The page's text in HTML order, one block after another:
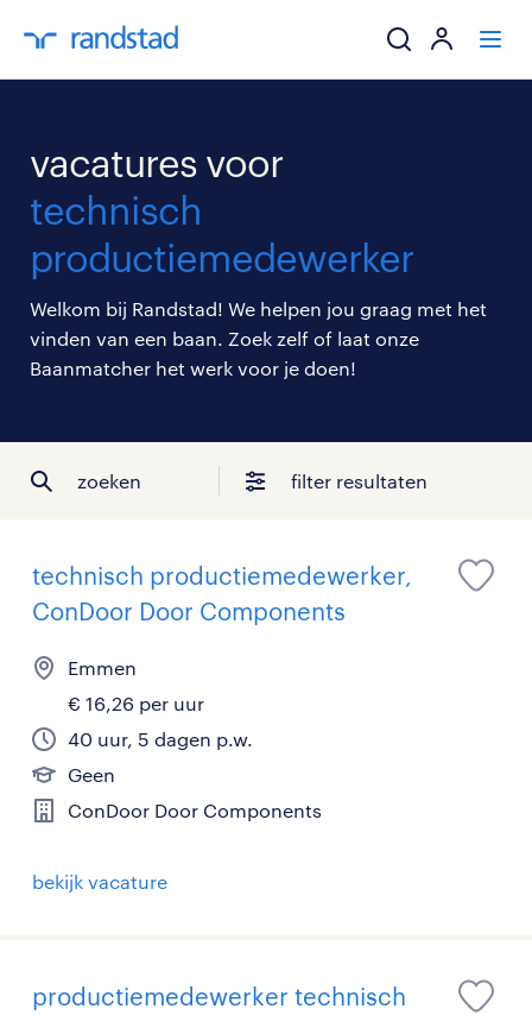
mijn carrière
over randstad
vacatures voor
technisch
productiemedewerker
Welkom bij Randstad! We helpen jou graag met het
vinden van een baan. Zoek zelf of laat onze
Baanmatcher het werk voor je doen!
zoeken filter resultaten
technisch productiemedewerker,
ConDoor Door Components
Emmen
€ 16,26 per uur
40 uur, 5 dagen p.w.
Geen
ConDoor Door Components
bekijk vacature
productiemedewerker technisch